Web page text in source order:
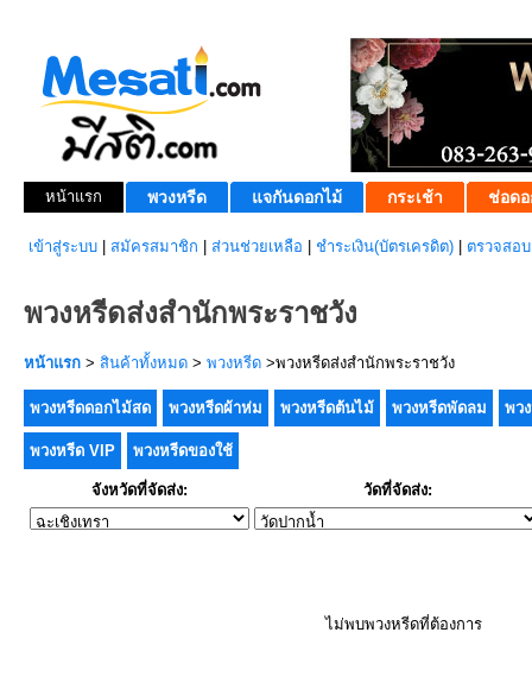
หน้าแรก พวงหรีด แจกันดอกไม้ กระเช้า ช่อดอ
เข้าสู่ระบบ สมัครสมาชิก ส่วนช่วยเหลือ ชำระเงิน(บัตรเครดิต) ตรวจสอ
พวงหรีดส่งสำนักพระราชวัง
หน้าแรก > สินค้าทั้งหมด > พวงหรีด >พวงหรีดส่งสำนักพระราชวัง
พวงหรีดดอกไม้สด พวงหรีดผ้าห่ม พวงหรีดต้นไม้ พวงหรีดพัดลม พว
พวงหรีด VIP พวงหรีดของใช้
จังหวัดที่จัดส่ง: วัดที่จัดส่ง:
ไม่พบพวงหรีดที่ต้องการ